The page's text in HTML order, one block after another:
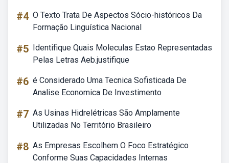
#4 O Texto Trata De Aspectos Sócio-históricos Da
Formação Linguística Nacional
#5 Identifique Quais Moleculas Estao Representadas
Pelas Letras Aeb.justifique
#6 é Considerado Uma Tecnica Sofisticada De
Analise Economica De Investimento
#7 As Usinas Hidrelétricas São Amplamente
Utilizadas No Território Brasileiro
#8 As Empresas Escolhem O Foco Estratégico
Conforme Suas Capacidades Internas